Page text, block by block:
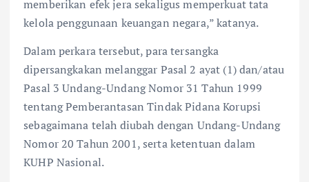
memberikan efek jera sekaligus memperkuat tata
kelola penggunaan keuangan negara,” katanya.
Dalam perkara tersebut, para tersangka
dipersangkakan melanggar Pasal 2 ayat (1) dan/atau
Pasal 3 Undang-Undang Nomor 31 Tahun 1999
tentang Pemberantasan Tindak Pidana Korupsi
sebagaimana telah diubah dengan Undang-Undang
Nomor 20 Tahun 2001, serta ketentuan dalam
KUHP Nasional.